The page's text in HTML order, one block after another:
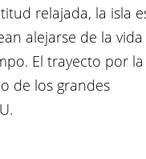
relajada, la isla
alejarse de la vida
El trayecto por la
de los grandes